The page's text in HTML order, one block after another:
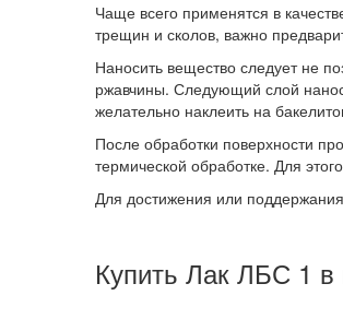
Чаще всего применятся в
трещин и сколов, важно
Наносить вещество следует не
ржавчины. Следующий слой
желательно наклеить на
После обработки поверхности
термической обработке. Для
Для достижения или
Купить Лак ЛБС 1